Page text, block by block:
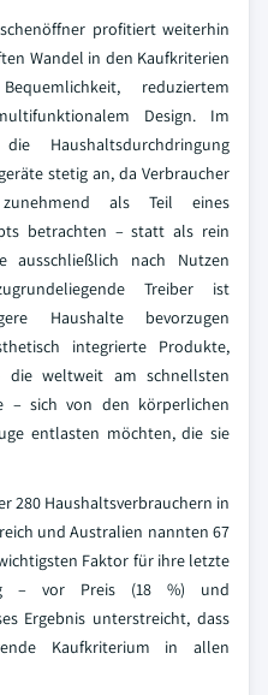
profitiert weiterhin
Wandel in den Kaufkriterien
reduziertem
Design. Im
Haushaltsdurchdringung
stetig an, da Verbraucher
zunehmend als Teil eines
betrachten – statt als rein
ausschließlich nach Nutzen
Treiber ist
Haushalte bevorzugen
integrierte Produkte,
die weltweit am schnellsten
– sich von den körperlichen
entlasten möchten, die sie
280 Haushaltsverbrauchern in
und Australien nannten 67
Faktor für ihre letzte
– vor Preis (18 %) und
Ergebnis unterstreicht, dass
Kaufkriterium in allen